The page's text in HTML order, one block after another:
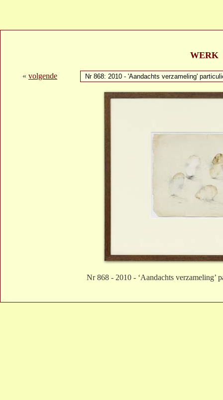
WERK
« volgende
Nr 868 - 2010 - ‘Aandachts verzameling’